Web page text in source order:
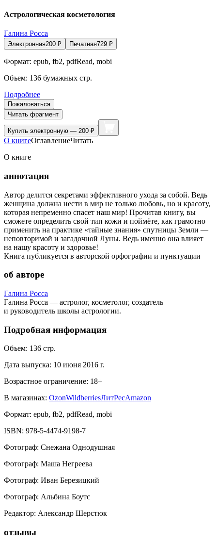
Астрологическая косметология
Галина Росса
Электронная200 ₽ Печатная729 ₽
Формат: epub, fb2, pdfRead, mobi
Объем: 136 бумажных стр.
Подробнее
Пожаловаться
Читать фрагмент
Купить электронную — 200 ₽
О книгеОглавлениеЧитать
О книге
аннотация
Автор делится секретами эффективного ухода за собой. Ведь
женщина должна нести в мир не только любовь, но и красоту,
которая непременно спасет наш мир! Прочитав книгу, вы
сможете определить свой тип кожи и поймёте, как грамотно
применить на практике «тайные знания» спутницы Земли —
неповторимой и загадочной Луны. Ведь именно она влияет
на нашу красоту и здоровье!
Книга публикуется в авторской орфографии и пунктуации
об авторе
Галина Росса
Галина Росса — астролог, косметолог, создатель
и руководитель школы астрологии.
Подробная информация
Объем: 136 стр.
Дата выпуска: 10 июня 2016 г.
Возрастное ограничение: 18+
В магазинах: OzonWildberriesЛитРесAmazon
Формат: epub, fb2, pdfRead, mobi
ISBN: 978-5-4474-9198-7
Фотограф: Снежана Однодушная
Фотограф: Маша Негреева
Фотограф: Иван Березицкий
Фотограф: Альбина Боутс
Редактор: Александр Шерстюк
отзывы